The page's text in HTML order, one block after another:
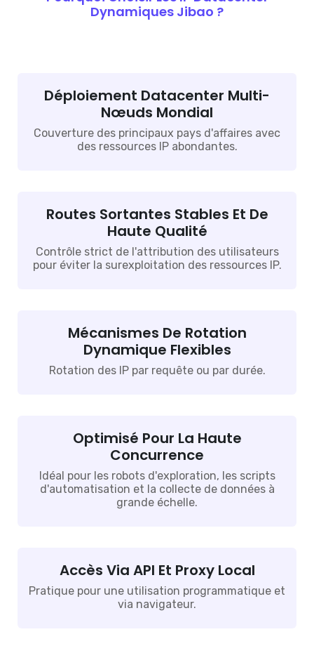
Dynamiques Jibao ?
Déploiement Datacenter Multi-
Nœuds Mondial
Couverture des principaux pays d'affaires avec
des ressources IP abondantes.
Routes Sortantes Stables Et De
Haute Qualité
Contrôle strict de l'attribution des utilisateurs
pour éviter la surexploitation des ressources IP.
Mécanismes De Rotation
Dynamique Flexibles
Rotation des IP par requête ou par durée.
Optimisé Pour La Haute
Concurrence
Idéal pour les robots d'exploration, les scripts
d'automatisation et la collecte de données à
grande échelle.
Accès Via API Et Proxy Local
Pratique pour une utilisation programmatique et
via navigateur.